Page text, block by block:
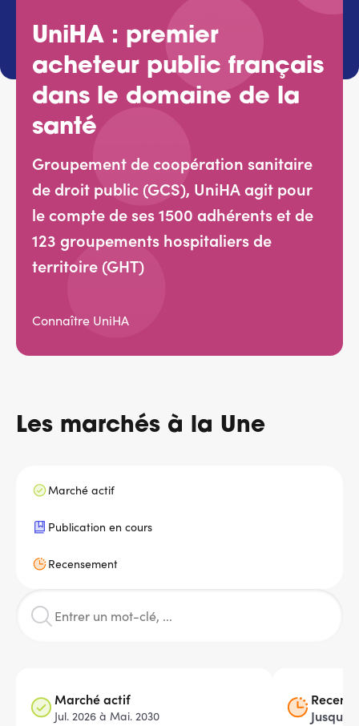
Services adhérents
Top
Fournisseurs
Recrutement
Espace presse
Aide & contact
UniHA : premier
acheteur public français
dans le domaine de la
santé
Groupement de coopération sanitaire
de droit public (GCS), UniHA agit pour
le compte de ses 1500 adhérents et de
123 groupements hospitaliers de
territoire (GHT)
Connaître UniHA
Les marchés à la Une
Marché actif
Publication en cours
Recensement
Marché actif
Jul. 2026 à Mai. 2030
Jusqu’à